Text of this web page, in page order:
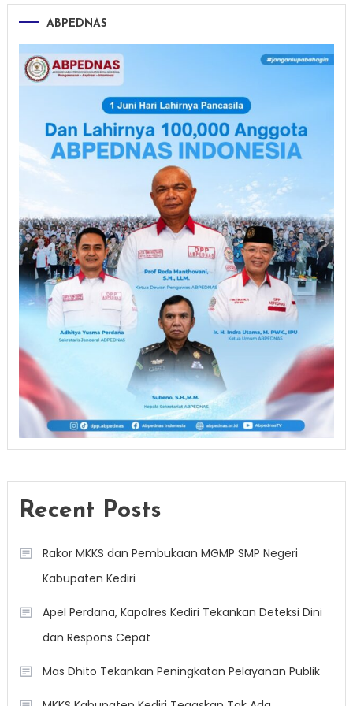
ABPEDNAS
Recent Posts
Rakor MKKS dan Pembukaan MGMP SMP Negeri
Kabupaten Kediri
Apel Perdana, Kapolres Kediri Tekankan Deteksi Dini
dan Respons Cepat
Mas Dhito Tekankan Peningkatan Pelayanan Publik